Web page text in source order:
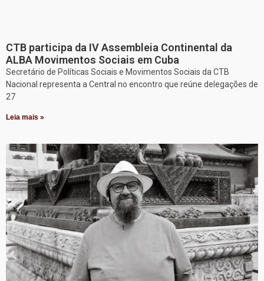
CTB participa da IV Assembleia Continental da
ALBA Movimentos Sociais em Cuba
Secretário de Políticas Sociais e Movimentos Sociais da CTB
Nacional representa a Central no encontro que reúne delegações de
27
Leia mais »